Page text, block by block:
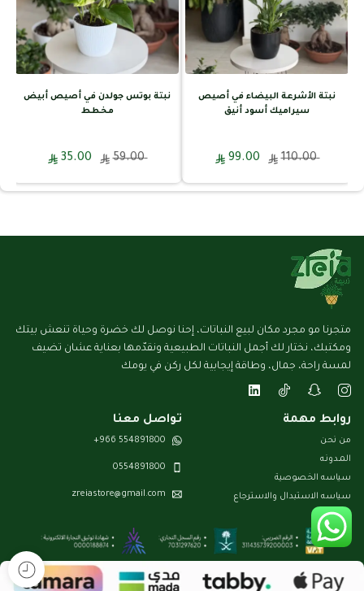
نبتة الأشرعة البيضاء في أصيص
سيراميك أسود أنيق
110.00
99.00
نبتة بوتس جولدن في أصيص أبيض
مخطط
59.00
35.00
متجرنا مو مجرد مكان لبيع النباتات، إحنا نوصل لك خضرة وحياة تنعش بيتك
ومكتبك، نختار لك أجمل النباتات الطبيعية ونقدّمها بعناية عشان تضيف
لمسة راحة، جمال، وطاقة إيجابية لكل ركن في يومك
روابط مهمة
من نحن
المـدونـه
سياسه الخصوصية
سياسه الاستبدال والاسترجاع
تواصل معنا
554891800 966+
0554891800
zreiastore@gmail.com